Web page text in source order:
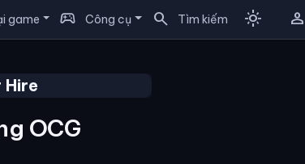
game sports_esports Công cụ search Tìm kiếm light_mode person
OCG